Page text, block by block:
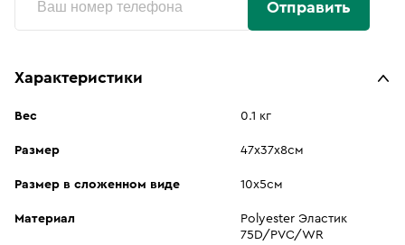
Отправить
Характеристики
Вес 0.1 кг
Размер 47х37х8см
Размер в сложенном виде 10х5см
Материал
Polyester Эластик
75D/PVC/WR